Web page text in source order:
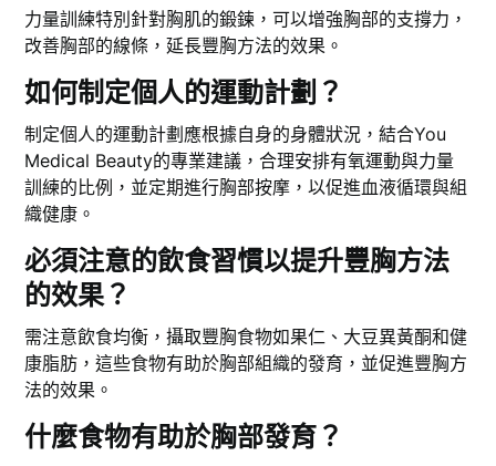
力量訓練特別針對胸肌的鍛鍊，可以增強胸部的支撐力，
改善胸部的線條，延長豐胸方法的效果。
如何制定個人的運動計劃？
制定個人的運動計劃應根據自身的身體狀況，結合You
Medical Beauty的專業建議，合理安排有氧運動與力量
訓練的比例，並定期進行胸部按摩，以促進血液循環與組
織健康。
必須注意的飲食習慣以提升豐胸方法
的效果？
需注意飲食均衡，攝取豐胸食物如果仁、大豆異黃酮和健
康脂肪，這些食物有助於胸部組織的發育，並促進豐胸方
法的效果。
什麼食物有助於胸部發育？